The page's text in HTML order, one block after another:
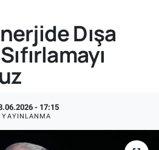
Dışa
- 17:15
YAYINLANMA
ve Fikstür